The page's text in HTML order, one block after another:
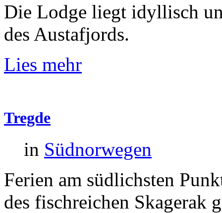
Die Lodge liegt idyllisch
des Austafjords.
Lies mehr
Tregde
in Südnorwegen
Ferien am südlichsten
des fischreichen Skagerak